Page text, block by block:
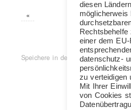
«
Speichere in deinen Favoriten
diesen
möglicherweis
einer dem EU-
datenschutz-
zu verteidigen
Mit Ihrer
von Cookies